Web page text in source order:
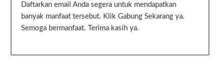
Daftarkan email Anda segera untuk mendapatkan
banyak manfaat tersebut. Klik Gabung Sekarang ya.
Semoga bermanfaat. Terima kasih ya.